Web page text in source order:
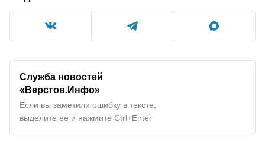
Служба новостей
«Верстов.Инфо»
Если вы заметили ошибку в тексте,
выделите ее и нажмите Ctrl+Enter